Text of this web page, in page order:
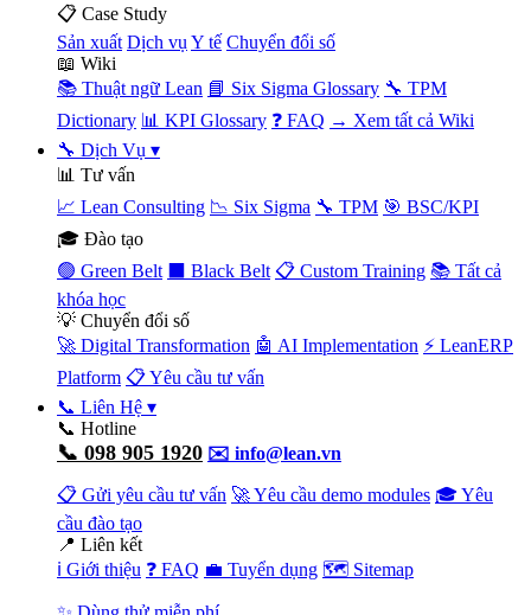
📋 Case Study
Sản xuất Dịch vụ Y tế Chuyển đổi số
📖 Wiki
📚 Thuật ngữ Lean 📘 Six Sigma Glossary 🔧 TPM
Dictionary 📊 KPI Glossary ❓ FAQ → Xem tất cả Wiki
🔧 Dịch Vụ ▾
📊 Tư vấn
📈 Lean Consulting 📉 Six Sigma 🔧 TPM 🎯 BSC/KPI
🎓 Đào tạo
🟢 Green Belt
⬛ Black Belt 📋 Custom Training 📚 Tất cả
khóa học
💡 Chuyển đổi số
🚀 Digital Transformation 🤖 AI Implementation ⚡ LeanERP
Platform 📋 Yêu cầu tư vấn
📞 Liên Hệ ▾
📞 Hotline
📞 098 905 1920 ✉️ info@lean.vn
📋 Gửi yêu cầu tư vấn 🚀 Yêu cầu demo modules 🎓 Yêu
cầu đào tạo
📍 Liên kết
ℹ️ Giới thiệu ❓ FAQ 💼 Tuyển dụng 🗺️ Sitemap